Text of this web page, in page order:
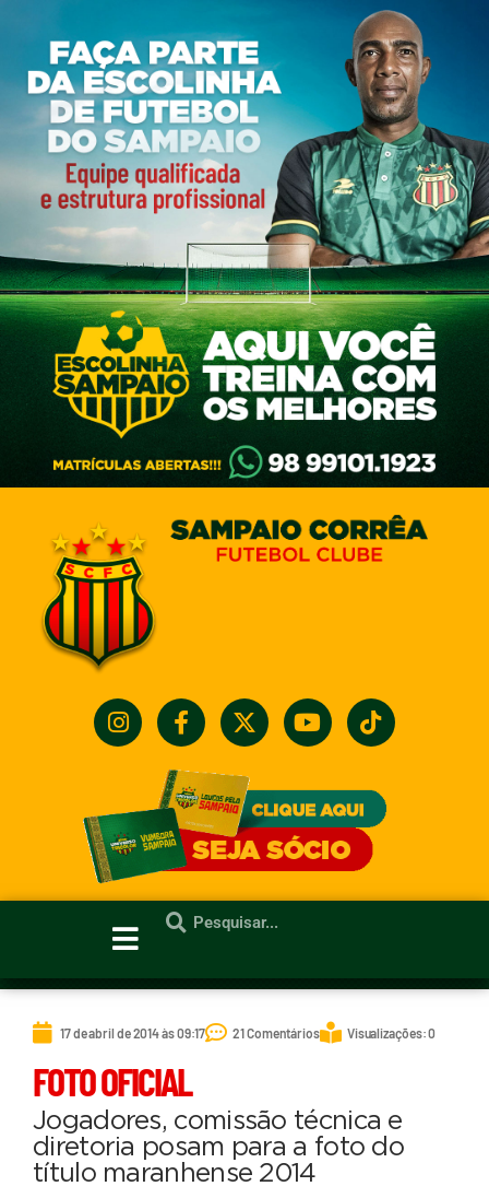
17 de abril de 2014 às 09:17 21 Comentários Visualizações: 0
FOTO OFICIAL
Jogadores, comissão técnica e
diretoria posam para a foto do
título maranhense 2014